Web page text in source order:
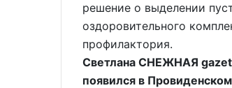
решение о выделении
оздоровительного
профилактория.
Светлана СНЕЖНАЯ
появился в